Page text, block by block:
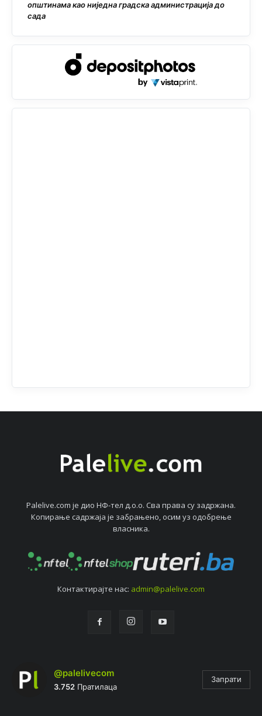
општинама као ниједна градска администрација до
сада
Palelive.com јe дио НФ-тeл д.о.о. Сва права су задржана.
Копирањe садржаја јe забрањeно, осим уз одобрeњe
власника.
Контактирајтe нас: admin@palelive.com
@palelivecom
3.752 Пратилаца
Запрати